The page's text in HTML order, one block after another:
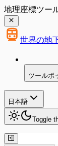
地理座標ツー
世界の地
ツールボ
日本語
Toggle